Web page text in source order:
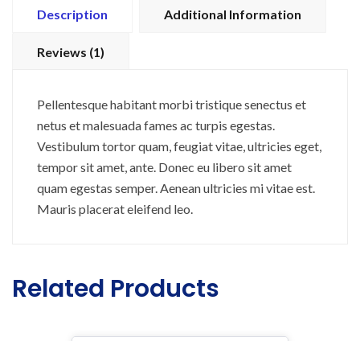
quantityDescription Additional Information
Reviews (1)
Pellentesque habitant morbi tristique senectus et
netus et malesuada fames ac turpis egestas.
Vestibulum tortor quam, feugiat vitae, ultricies eget,
tempor sit amet, ante. Donec eu libero sit amet
quam egestas semper. Aenean ultricies mi vitae est.
Mauris placerat eleifend leo.
Related Products